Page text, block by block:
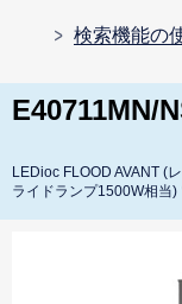
検索機能の
E40711MN/
LEDioc FLOOD AVANT (
ライドランプ1500W相当